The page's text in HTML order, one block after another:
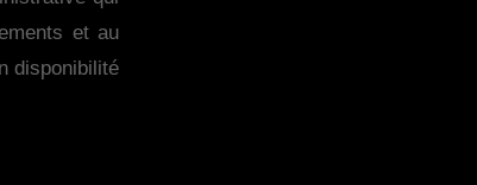
et au
disponibilité